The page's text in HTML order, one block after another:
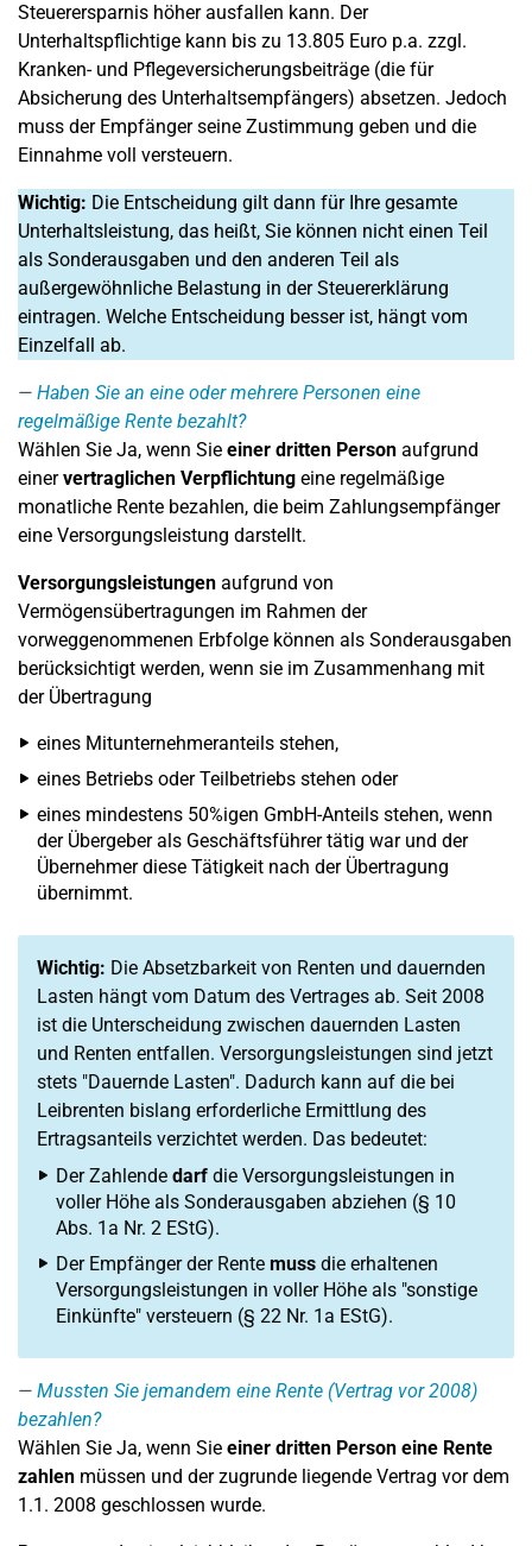
Steuerersparnis höher ausfallen kann. Der
Unterhaltspflichtige kann bis zu 13.805 Euro p.a. zzgl.
Kranken- und Pflegeversicherungsbeiträge (die für
Absicherung des Unterhaltsempfängers) absetzen. Jedoch
muss der Empfänger seine Zustimmung geben und die
Einnahme voll versteuern.
Wichtig: Die Entscheidung gilt dann für Ihre gesamte
Unterhaltsleistung, das heißt, Sie können nicht einen Teil
als Sonderausgaben und den anderen Teil als
außergewöhnliche Belastung in der Steuererklärung
eintragen. Welche Entscheidung besser ist, hängt vom
Einzelfall ab.
Haben Sie an eine oder mehrere Personen eine
regelmäßige Rente bezahlt?
Wählen Sie Ja, wenn Sie einer dritten Person aufgrund
einervertraglichen Verpflichtung eine regelmäßige
monatliche Rente bezahlen, die beim Zahlungsempfänger
eine Versorgungsleistung darstellt.
Versorgungsleistungen aufgrund von
Vermögensübertragungen im Rahmen der
vorweggenommenen Erbfolge können als Sonderausgaben
berücksichtigt werden, wenn sie im Zusammenhang mit
der Übertragung
eines Mitunternehmeranteils stehen,
eines Betriebs oder Teilbetriebs stehen oder
eines mindestens 50%igen GmbH-Anteils stehen, wenn
der Übergeber als Geschäftsführer tätig war und der
Übernehmer diese Tätigkeit nach der Übertragung
übernimmt.
Wichtig: Die Absetzbarkeit von Renten und dauernden
Lasten hängt vom Datum des Vertrages ab. Seit 2008
ist die Unterscheidung zwischen dauernden Lasten
und Renten entfallen. Versorgungsleistungen sind jetzt
stets "Dauernde Lasten". Dadurch kann auf die bei
Leibrenten bislang erforderliche Ermittlung des
Ertragsanteils verzichtet werden. Das bedeutet:
Der Zahlende darf die Versorgungsleistungen in
voller Höhe als Sonderausgaben abziehen (§ 10
Abs. 1a Nr. 2 EStG).
Der Empfänger der Rente muss die erhaltenen
Versorgungsleistungen in voller Höhe als "sonstige
Einkünfte" versteuern (§ 22 Nr. 1a EStG).
Mussten Sie jemandem eine Rente (Vertrag vor 2008)
bezahlen?
Wählen Sie Ja, wenn Sie einer dritten Person eine Rente
zahlen müssen und der zugrunde liegende Vertrag vor dem
1.1. 2008 geschlossen wurde.